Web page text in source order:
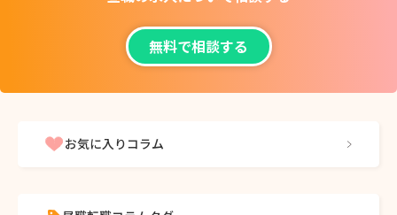
無料で相談する
お気に入りコラム